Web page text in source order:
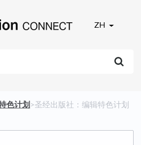
ZH
色计划​>​ 圣经出版社：编辑特色计划